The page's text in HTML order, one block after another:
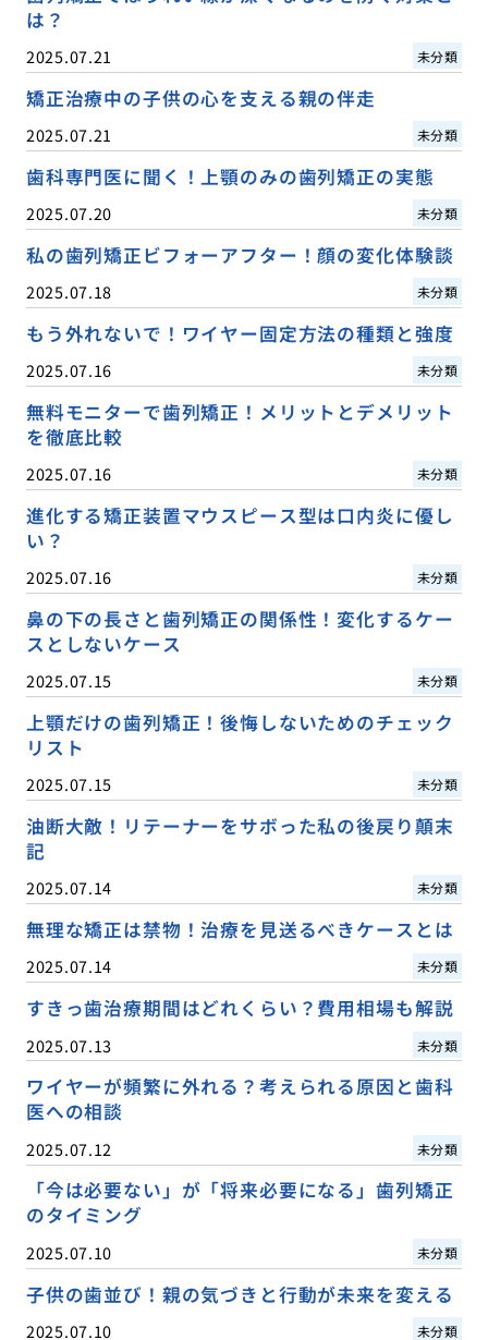
は？
2025.07.21 未分類
矯正治療中の子供の心を支える親の伴走
2025.07.21 未分類
歯科専門医に聞く！上顎のみの歯列矯正の実態
2025.07.20 未分類
私の歯列矯正ビフォーアフター！顔の変化体験談
2025.07.18 未分類
もう外れないで！ワイヤー固定方法の種類と強度
2025.07.16 未分類
無料モニターで歯列矯正！メリットとデメリット
を徹底比較
2025.07.16 未分類
進化する矯正装置マウスピース型は口内炎に優し
い？
2025.07.16 未分類
鼻の下の長さと歯列矯正の関係性！変化するケー
スとしないケース
2025.07.15 未分類
上顎だけの歯列矯正！後悔しないためのチェック
リスト
2025.07.15 未分類
油断大敵！リテーナーをサボった私の後戻り顛末
記
2025.07.14 未分類
無理な矯正は禁物！治療を見送るべきケースとは
2025.07.14 未分類
すきっ歯治療期間はどれくらい？費用相場も解説
2025.07.13 未分類
ワイヤーが頻繁に外れる？考えられる原因と歯科
医への相談
2025.07.12 未分類
「今は必要ない」が「将来必要になる」歯列矯正
のタイミング
2025.07.10 未分類
子供の歯並び！親の気づきと行動が未来を変える
2025.07.10 未分類